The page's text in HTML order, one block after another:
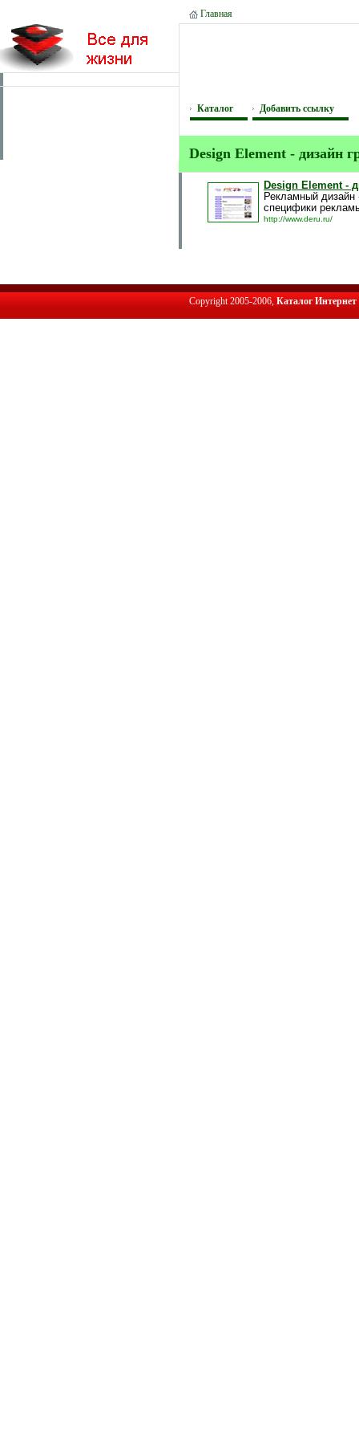
Главная
Каталог Добавить ссылку
Design Element - дизайн
Design Element -
Рекламный дизайн
специфики
http://www.deru.ru/
Copyright 2005-2006, Каталог Интернет